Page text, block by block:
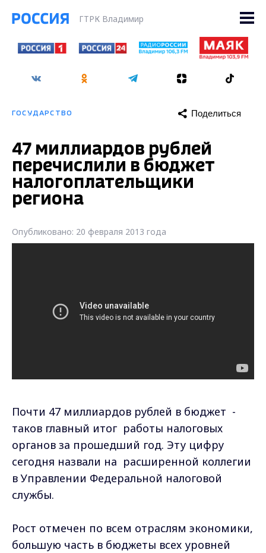
ГТРК Владимир
ГОСУДАРСТВО Поделиться
47 миллиардов рублей
перечислили в бюджет
налогоплательщики
региона
Опубликовано: 20 февраля 2013 года
Почти 47 миллиардов рублей в бюджет -
таков главный итог работы налоговых
органов за прошедший год. Эту цифру
сегодня назвали на расширенной коллегии
в Управлении Федеральной налоговой
службы.
Рост отмечен по всем отраслям экономики,
большую часть в бюджеты всех уровней